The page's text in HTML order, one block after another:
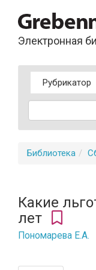
Электронная
Рубрикатор
Библиотека
Какие
лет
Пономарева Е.А.